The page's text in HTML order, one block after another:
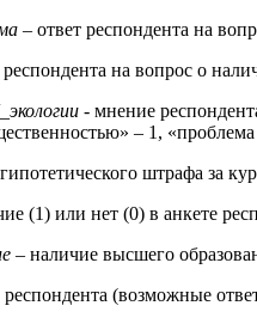
– ответ респондента на
респондента на вопрос о
- мнение
– 1,
штрафа за
(1) или нет (0) в анкете
– наличие высшего
респондента (возможные